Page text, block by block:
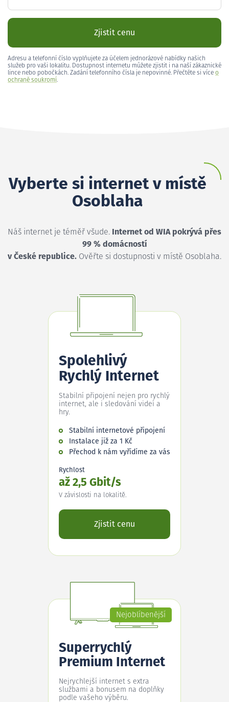
Zjistit cenu
Adresu a telefonní číslo vyplňujete za účelem jednorázové nabídky našich
služeb pro vaši lokalitu. Dostupnost internetu můžete zjistit i na naší zákaznické
lince nebo pobočkách. Zadání telefonního čísla je nepovinné. Přečtěte si více o
ochraně soukromí.
Vyberte si internet v místě
Osoblaha
Náš internet je téměř všude. Internet od WIA pokrývá přes
99 % domácností
v České republice. Ověřte si dostupnosti v místě Osoblaha.
Spolehlivý
Rychlý Internet
Stabilní připojení nejen pro rychlý
internet, ale i sledování videí a
hry.
Stabilní internetové připojení
Instalace již za 1 Kč
Přechod k nám vyřídíme za vás
Rychlost
až 2,5 Gbit/s
V závislosti na lokalitě.
Zjistit cenu
Nejoblíbenější
Superrychlý
Premium Internet
Nejrychlejší internet s extra
službami a bonusem na doplňky
podle vašeho výběru.